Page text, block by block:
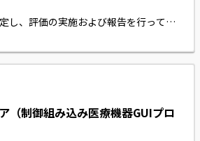
し、評価の実施および報告を行ってい
開発言語はC++を想定しています（最終
（制御組み込み医療機器GUIプロ